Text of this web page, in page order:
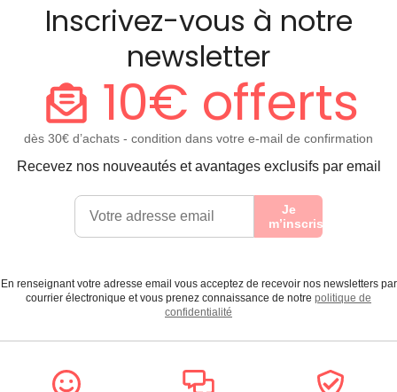
Inscrivez-vous à notre
newsletter
10€ offerts
dès 30€ d’achats - condition dans votre e-mail de confirmation
Recevez nos nouveautés et avantages exclusifs par email
Je
m’inscris
En renseignant votre adresse email vous acceptez de recevoir nos newsletters par
courrier électronique et vous prenez connaissance de notre politique de
confidentialité